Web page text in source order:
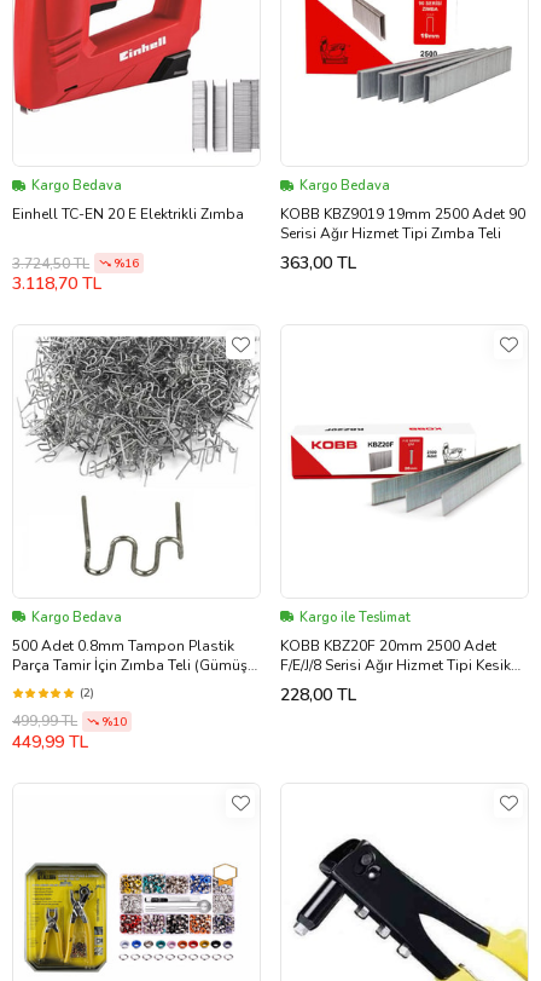
Kargo Bedava
Einhell TC-EN 20 E Elektrikli Zımba
3.724,50 TL %16
3.118,70 TL
Kargo Bedava
KOBB KBZ9019 19mm 2500 Adet 90
Serisi Ağır Hizmet Tipi Zımba Teli
363,00 TL
Kargo Bedava
500 Adet 0.8mm Tampon Plastik
Parça Tamir İçin Zımba Teli (Gümüş
Gri)
(2)
499,99 TL %10
449,99 TL
Kargo ile Teslimat
KOBB KBZ20F 20mm 2500 Adet
F/E/J/8 Serisi Ağır Hizmet Tipi Kesik
Başlı Çivi
228,00 TL